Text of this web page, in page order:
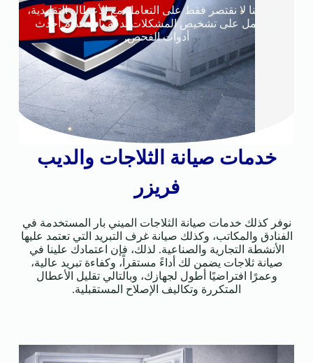
حيث إننا لا نقتصر فقط على التعامل مع الأعطال التقليدية،
بل نعمل على تشخيص المشكلات بدقة باستخدام أحدث
أدوات الفحص.
خدمات صيانة الثلاجات والديب
فريزر
نوفر كذلك خدمات صيانة الثلاجات الميني بار المستخدمة في
الفنادق والمكاتب، وكذلك صيانة غرف التبريد التي تعتمد عليها
الأنشطة التجارية والصناعية. لذلك، فإن اعتمادك علينا في
صيانة ثلاجات يضمن لك أداءً مستقراً، وكفاءة تبريد عالية،
وعمرًا افتراضيًا أطول لجهازك، وبالتالي تقليل الأعطال
المتكررة وتكاليف الإصلاح المستقبلية.